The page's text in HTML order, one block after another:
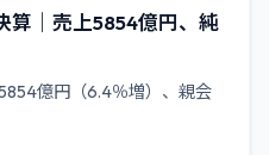
算｜売上5854億円、純
億円（6.4％増）、親会